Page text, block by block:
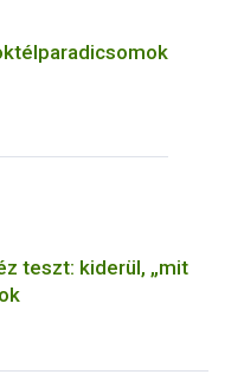
teszt: kiderül, „mit